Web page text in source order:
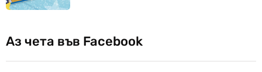
Аз чета във Facebook